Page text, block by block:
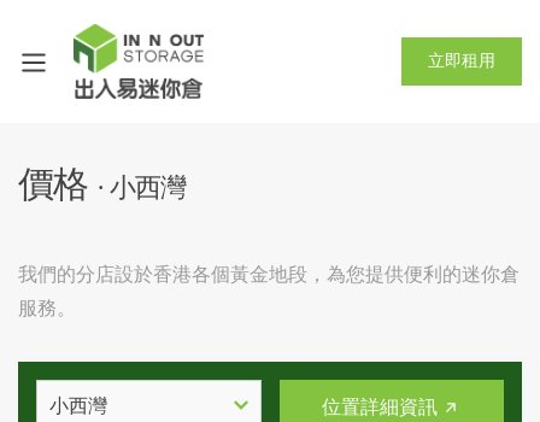
立即租用
價格 · 小西灣
我們的分店設於香港各個黃金地段，為您提供便利的迷你倉
服務。
小西灣 位置詳細資訊